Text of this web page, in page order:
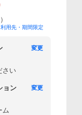
利用先・期間限定
変更
さい
ョン
変更
ム